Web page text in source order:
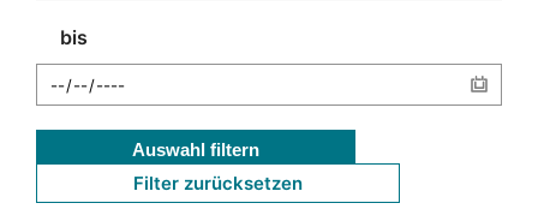
bis
Auswahl filtern
Filter zurücksetzen